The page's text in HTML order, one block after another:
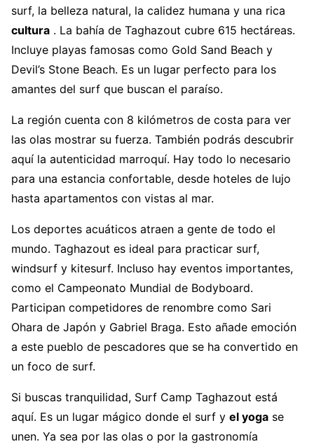
surf, la belleza natural, la calidez humana y una rica
cultura . La bahía de Taghazout cubre 615 hectáreas.
Incluye playas famosas como Gold Sand Beach y
Devil’s Stone Beach. Es un lugar perfecto para los
amantes del surf que buscan el paraíso.
La región cuenta con 8 kilómetros de costa para ver
las olas mostrar su fuerza. También podrás descubrir
aquí la autenticidad marroquí. Hay todo lo necesario
para una estancia confortable, desde hoteles de lujo
hasta apartamentos con vistas al mar.
Los deportes acuáticos atraen a gente de todo el
mundo. Taghazout es ideal para practicar surf,
windsurf y kitesurf. Incluso hay eventos importantes,
como el Campeonato Mundial de Bodyboard.
Participan competidores de renombre como Sari
Ohara de Japón y Gabriel Braga. Esto añade emoción
a este pueblo de pescadores que se ha convertido en
un foco de surf.
Si buscas tranquilidad, Surf Camp Taghazout está
aquí. Es un lugar mágico donde el surf y el yoga se
unen. Ya sea por las olas o por la gastronomía